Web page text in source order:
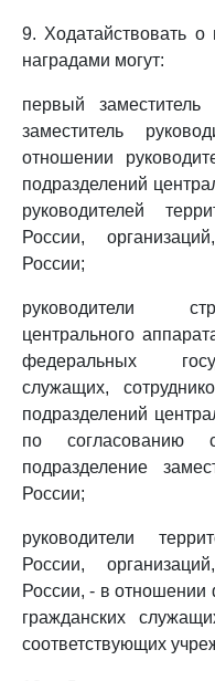
9. Ходатайствовать
наградами могут:
первый
заместитель
отношении
подразделений
руководителей
России,
России;
руководители
центрального
федеральных
служащих,
подразделений
по согласованию
подразделение
России;
руководители
России,
России, - в отношении
гражданских
соответствующих